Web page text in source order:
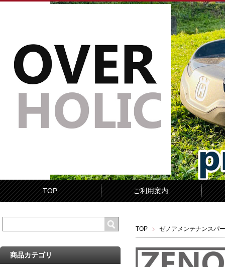
TOP ご利用案内
TOP ゼノアメンテナンスパ
商品カテゴリ